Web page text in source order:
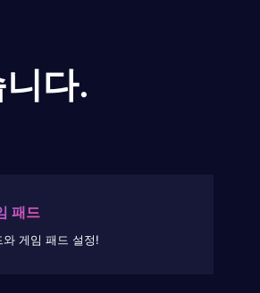
다.
패드
와 게임 패드 설정!